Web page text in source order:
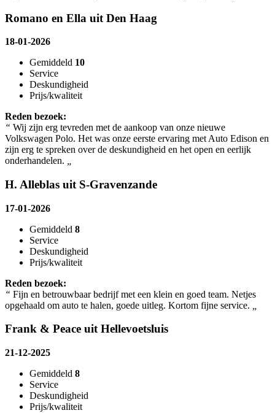
Romano en Ella uit Den Haag
18-01-2026
Gemiddeld 10
Service
Deskundigheid
Prijs/kwaliteit
Reden bezoek:
“ Wij zijn erg tevreden met de aankoop van onze nieuwe
Volkswagen Polo. Het was onze eerste ervaring met Auto Edison en
zijn erg te spreken over de deskundigheid en het open en eerlijk
onderhandelen.
H. Alleblas uit S-Gravenzande
17-01-2026
Gemiddeld 8
Service
Deskundigheid
Prijs/kwaliteit
Reden bezoek:
“ Fijn en betrouwbaar bedrijf met een klein en goed team. Netjes
opgehaald om auto te halen, goede uitleg. Kortom fijne service.
Frank & Peace uit Hellevoetsluis
21-12-2025
Gemiddeld 8
Service
Deskundigheid
Prijs/kwaliteit